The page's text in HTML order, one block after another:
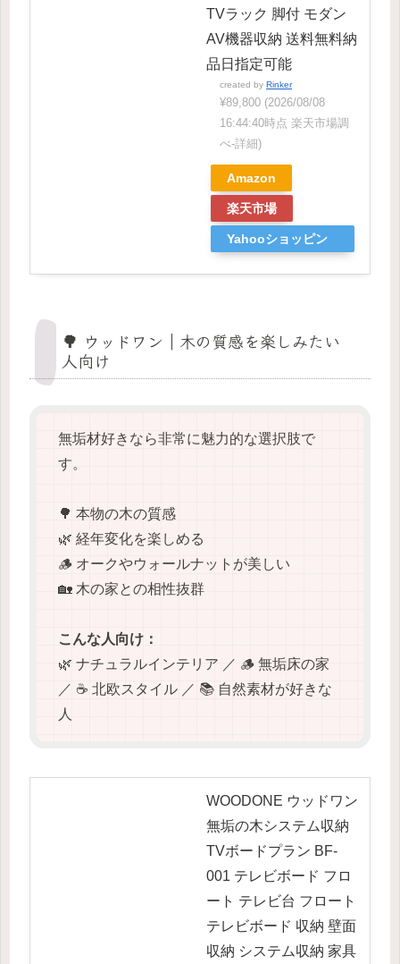
TVラック 脚付 モダン
AV機器収納 送料無料納
品日指定可能
created by Rinker
¥89,800 (2026/08/08
16:44:40時点 楽天市場調
べ-詳細)
Amazon
楽天市場
Yahooショッピン
🌳 ウッドワン｜木の質感を楽しみたい
人向け
無垢材好きなら非常に魅力的な選択肢で
す。
🌳 本物の木の質感
🌿 経年変化を楽しめる
🪵 オークやウォールナットが美しい
🏡 木の家との相性抜群
こんな人向け：
🌿 ナチュラルインテリア ／ 🪵 無垢床の家
／ ☕ 北欧スタイル ／ 📚 自然素材が好きな
人
WOODONE ウッドワン
無垢の木システム収納
TVボードプラン BF-
001 テレビボード フロ
ート テレビ台 フロート
テレビボード 収納 壁面
収納 システム収納 家具